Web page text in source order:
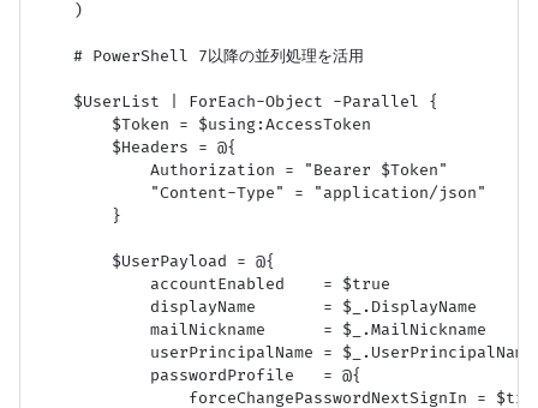
    )
    # PowerShell 7以降の並列処理を活用
    $UserList | ForEach-Object -Parallel {
        $Token = $using:AccessToken
        $Headers = @{
            Authorization = "Bearer $Token"
            "Content-Type" = "application/json"
        }
        $UserPayload = @{
            accountEnabled    = $true
            displayName       = $_.DisplayName
            mailNickname      = $_.MailNickname
            userPrincipalName = $_.UserPrincipalName
            passwordProfile   = @{
forceChangePasswordNextSignIn =